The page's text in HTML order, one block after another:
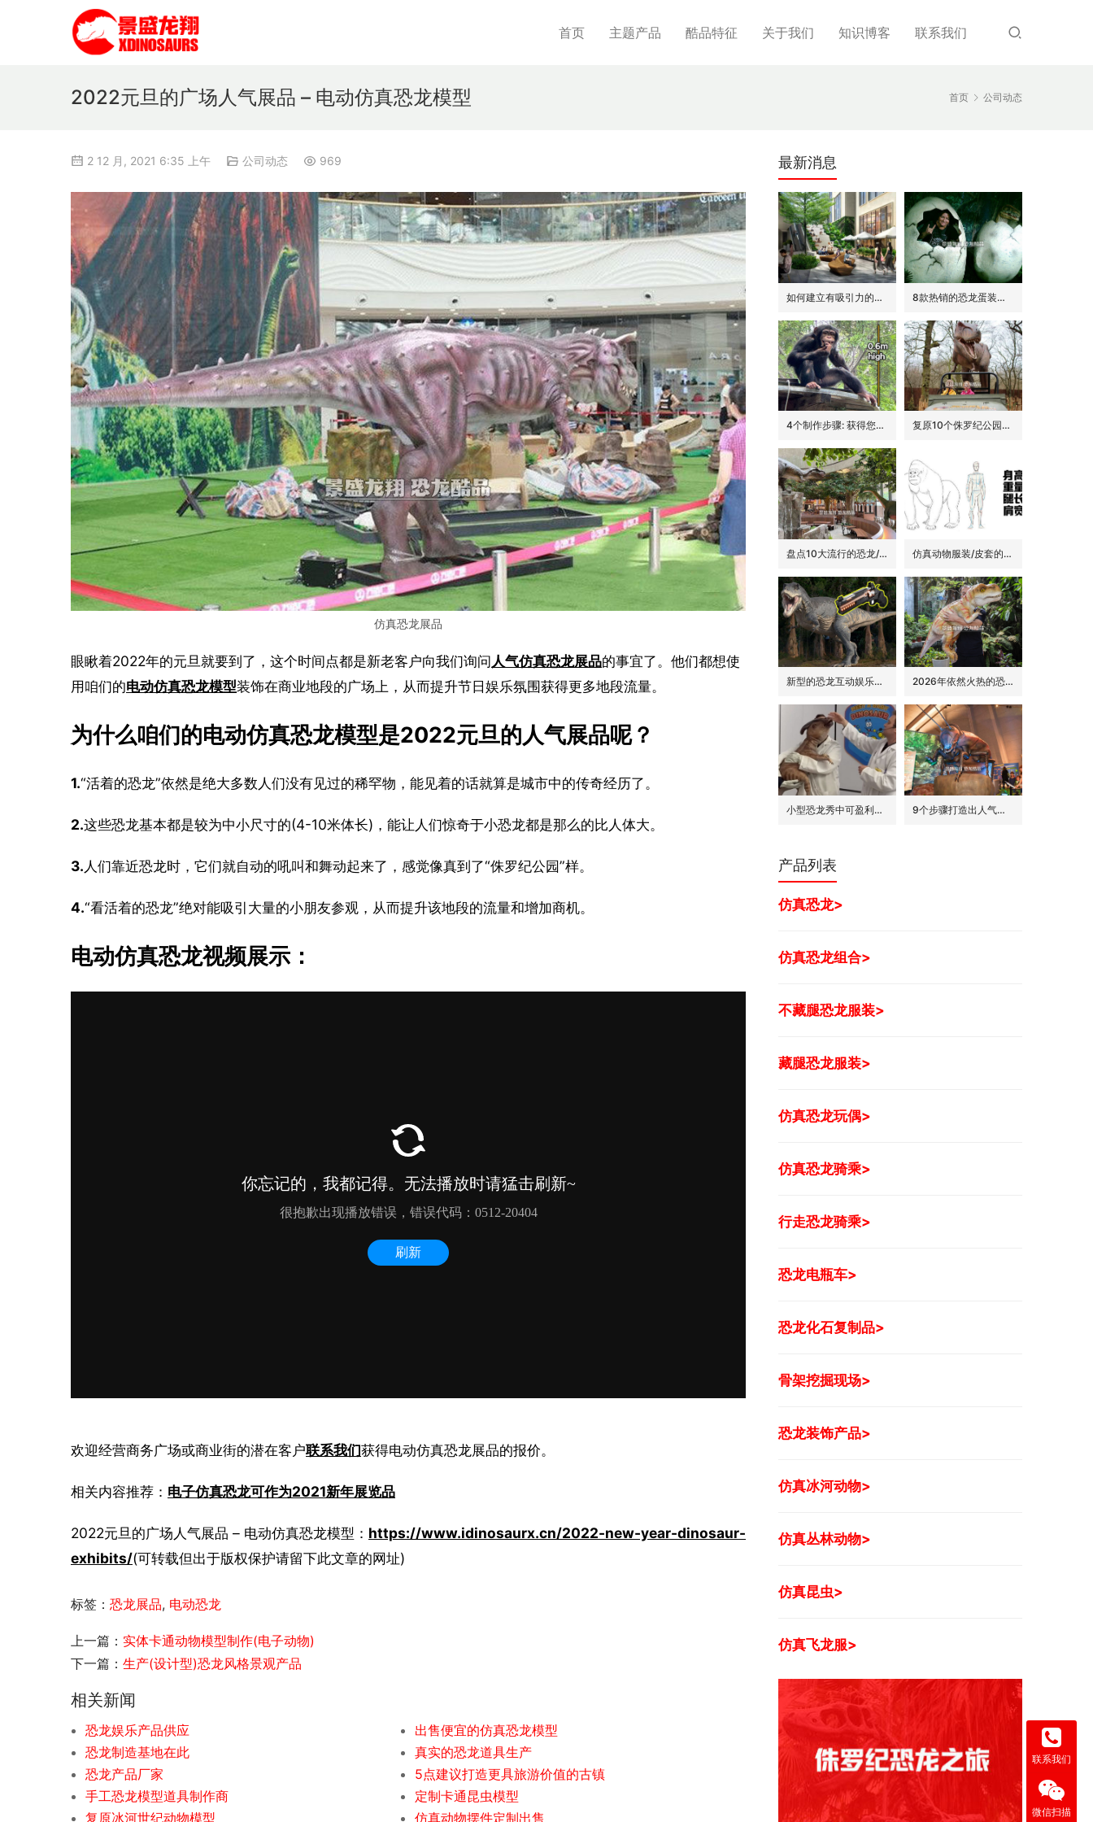
首页 主题产品 酷品特征 关于我们 知识博客 联系我们
首页 公司动态
2022元旦的广场人气展品 – 电动仿真恐龙模型
2 12 月, 2021 6:35 上午 公司动态 969
仿真恐龙展品
眼瞅着2022年的元旦就要到了，这个时间点都是新老客户向我们询问人气仿真恐龙展品的事宜了。他们都想使
用咱们的电动仿真恐龙模型装饰在商业地段的广场上，从而提升节日娱乐氛围获得更多地段流量。
为什么咱们的电动仿真恐龙模型是2022元旦的人气展品呢？
1.“活着的恐龙”依然是绝大多数人们没有见过的稀罕物，能见着的话就算是城市中的传奇经历了。
2.这些恐龙基本都是较为中小尺寸的(4-10米体长)，能让人们惊奇于小恐龙都是那么的比人体大。
3. 人们靠近恐龙时，它们就自动的吼叫和舞动起来了，感觉像真到了“侏罗纪公园”样。
4.“看活着的恐龙”绝对能吸引大量的小朋友参观，从而提升该地段的流量和增加商机。
电动仿真恐龙视频展示：
欢迎经营商务广场或商业街的潜在客户联系我们获得电动仿真恐龙展品的报价。
相关内容推荐： 电子仿真恐龙可作为2021新年展览品
2022元旦的广场人气展品 – 电动仿真恐龙模型： https://www.idinosaurx.cn/2022-new-year-dinosaur-
exhibits/(可转载但出于版权保护请留下此文章的网址)
标签： 恐龙展品, 电动恐龙
上一篇： 实体卡通动物模型制作(电子动物)
下一篇： 生产(设计型)恐龙风格景观产品
相关新闻
恐龙娱乐产品供应
出售便宜的仿真恐龙模型
恐龙制造基地在此
真实的恐龙道具生产
恐龙产品厂家
5点建议打造更具旅游价值的古镇
手工恐龙模型道具制作商
定制卡通昆虫模型
复原冰河世纪动物模型
仿真动物摆件定制出售
最新消息
如何建立有吸引力的商场外围(恐龙或流行主题) 8款热销的恐龙蛋装饰(模型/雕塑)供参考
4个制作步骤: 获得您的动物手偶 复原10个侏罗纪公园里的经典恐龙品种
盘点10大流行的恐龙/侏罗纪主题花园餐吧的景观装饰 仿真动物服装/皮套的6大卖点
新型的恐龙互动娱乐设备/设施: 激光枪射击启动恐龙 2026年依然火热的恐龙手偶道具
小型恐龙秀中可盈利的7种模式 9个步骤打造出人气旺的巨型昆虫世界展
产品列表
仿真恐龙>
仿真恐龙组合>
不藏腿恐龙服装>
藏腿恐龙服装>
仿真恐龙玩偶>
仿真恐龙骑乘>
行走恐龙骑乘>
恐龙电瓶车>
恐龙化石复制品>
骨架挖掘现场>
恐龙装饰产品>
仿真冰河动物>
仿真丛林动物>
仿真昆虫>
仿真飞龙服>
联系我们
微信扫描